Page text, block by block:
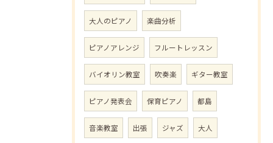
大人のピアノ 楽曲分析
ピアノアレンジ フルートレッスン
バイオリン教室 吹奏楽 ギター教室
ピアノ発表会 保育ピアノ 都島
音楽教室 出張 ジャズ 大人